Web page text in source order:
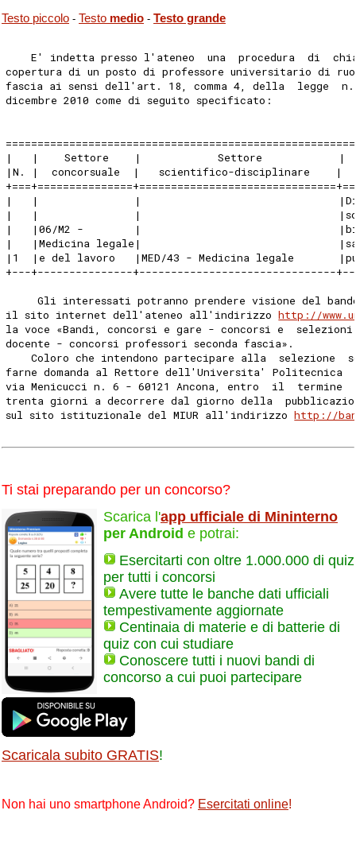
Testo piccolo - Testo medio - Testo grande
E' indetta presso l'ateneo  una  procedura  di
copertura di un posto di professore universitario di
fascia ai sensi dell'art. 18, comma 4, della  legge
dicembre 2010 come di seguito specificato:
|   |    Settore    |            Settore
|N. |  concorsuale  |   scientifico-disciplinare    |
|   |               |
|   |               |
|   |06/M2 -        |
|   |Medicina legale|
|1  |e del lavoro   |MED/43 - Medicina legale
+---+---------------+-------------------------------
Gli interessati potranno prendere visione del
il sito internet dell'ateneo all'indirizzo http://
la voce «Bandi, concorsi e gare - concorsi e
docente - concorsi professori seconda fascia».
Coloro che intendono partecipare alla  selezione
farne domanda al Rettore dell'Universita' Politecnica
via Menicucci n. 6 - 60121 Ancona, entro  il  termine
trenta giorni a decorrere dal giorno della
sul sito istituzionale del MIUR all'indirizzo http://
Ti stai preparando per un concorso?
Scarica l'app ufficiale di Mininterno
per Android e potrai:
Esercitarti con oltre 1.000.000 di quiz
per tutti i concorsi
Avere tutte le banche dati ufficiali
tempestivamente aggiornate
Centinaia di materie e di batterie di
quiz con cui studiare
Conoscere tutti i nuovi bandi di
concorso a cui puoi partecipare
Scaricala subito GRATIS!
Non hai uno smartphone Android? Esercitati online!